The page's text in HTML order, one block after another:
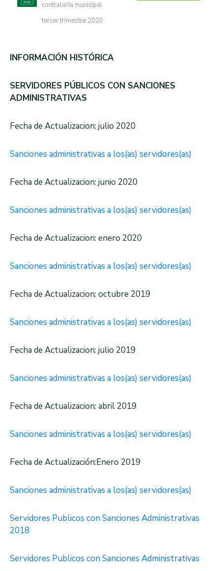
contraloria municipal
tercer trimestre 2020
INFORMACIÓN HISTÓRICA
SERVIDORES PÚBLICOS CON SANCIONES
ADMINISTRATIVAS
Fecha de Actualizacion: julio 2020
Sanciones administrativas a los(as) servidores(as)
Fecha de Actualizacion: junio 2020
Sanciones administrativas a los(as) servidores(as)
Fecha de Actualizacion: enero 2020
Sanciones administrativas a los(as) servidores(as)
Fecha de Actualizacion: octubre 2019
Sanciones administrativas a los(as) servidores(as)
Fecha de Actualizacion: julio 2019
Sanciones administrativas a los(as) servidores(as)
Fecha de Actualizacion: abril 2019
Sanciones administrativas a los(as) servidores(as)
Fecha de Actualización:Enero 2019
Sanciones administrativas a los(as) servidores(as)
Servidores Publicos con Sanciones Administrativas
2018
Servidores Publicos con Sanciones Administrativas